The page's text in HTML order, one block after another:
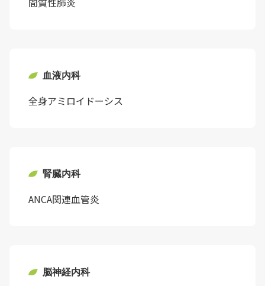
血液内科
全身アミロイドーシス
腎臓内科
ANCA関連血管炎
脳神経内科